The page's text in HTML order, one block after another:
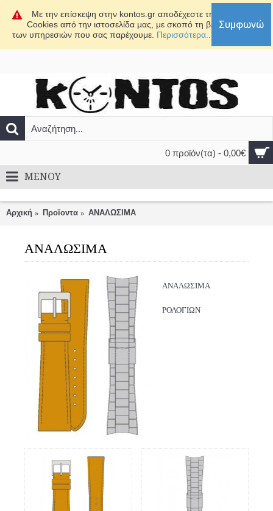
Με την επίσκεψη στην kontos.gr αποδέχεστε τη χρήση
Cookies από την ιστοσελίδα μας, με σκοπό τη βελτίωση
των υπηρεσιών που σας παρέχουμε. Περισσότερα...
Συμφωνώ
0 προϊόν(τα) - 0,00€
MENOY
Αρχική Προϊοντα ΑΝΑΛΩΣΙΜΑ
ΑΝΑΛΩΣΙΜΑ
ΑΝΑΛΩΣΙΜΑ
ΡΟΛΟΓΙΩΝ